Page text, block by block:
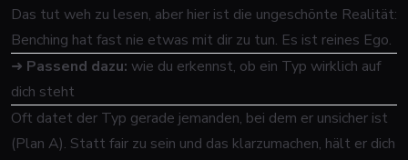
Das tut weh zu lesen, aber hier ist die ungeschönte Realität:
Benching hat fast nie etwas mit dir zu tun. Es ist reines Ego.
➜ Passend dazu: wie du erkennst, ob ein Typ wirklich auf
dich steht
Oft datet der Typ gerade jemanden, bei dem er unsicher ist
(Plan A). Statt fair zu sein und das klarzumachen, hält er dich